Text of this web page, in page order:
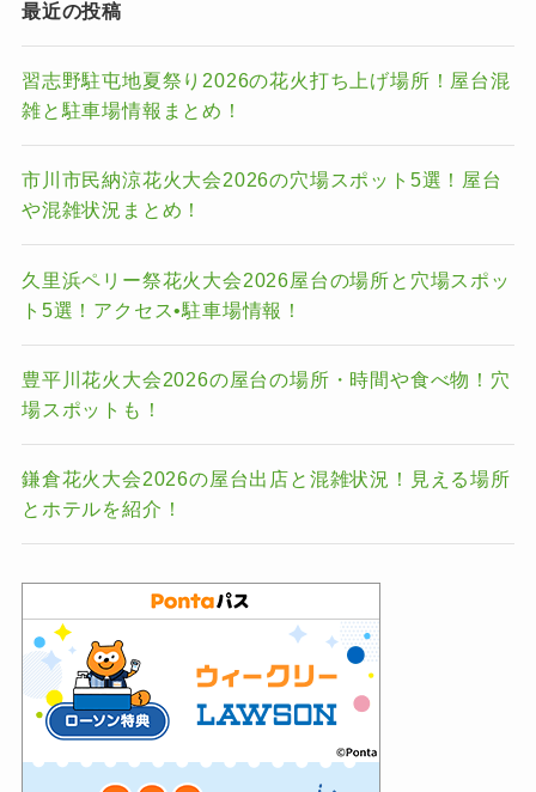
リ
最近の投稿
習志野駐屯地夏祭り2026の花火打ち上げ場所！屋台混
雑と駐車場情報まとめ！
市川市民納涼花火大会2026の穴場スポット5選！屋台
や混雑状況まとめ！
久里浜ペリー祭花火大会2026屋台の場所と穴場スポッ
ト5選！アクセス•駐車場情報！
豊平川花火大会2026の屋台の場所・時間や食べ物！穴
場スポットも！
鎌倉花火大会2026の屋台出店と混雑状況！見える場所
とホテルを紹介！